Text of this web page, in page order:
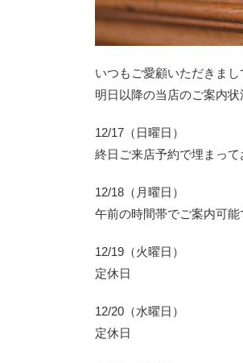
いつもご愛顧いただきまし
明日以降の当店のご案内
12/17（日曜日）
終日ご来店予約で埋まって
12/18（月曜日）
午前の時間帯でご案内可能
12/19（火曜日）
定休日
12/20（水曜日）
定休日